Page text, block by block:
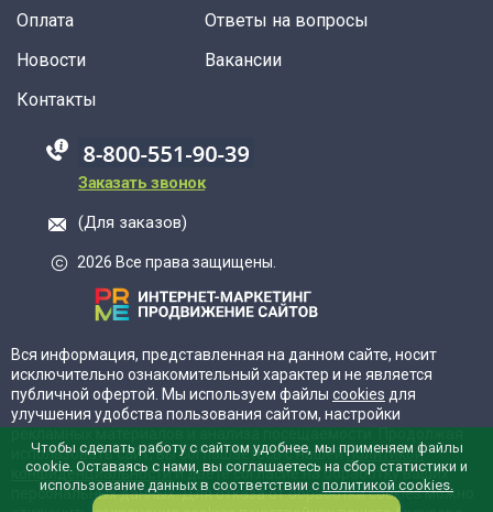
Оплата
Новости
Ответы на вопросы
Вакансии
Контакты
88005555550
Заказать звонок
(Для заказов)
2026 Все права защищены.
Вся информация, представленная на данном сайте, носит
исключительно ознакомительный характер и не является
публичной офертой. Мы используем файлы cookies для
улучшения удобства пользования сайтом, настройки
использовать сайт, вы соглашаетесь с нашейполитикой
конфиденциальностии даёте согласие на обработку ваших
персональных данных. Для отказа от обработки cookies можно
Чтобы сделать работу с сайтом удобнее, мы применяем файлы
cookie. Оставаясь с нами, вы соглашаетесь на сбор статистики и
использование данных в соответствии с политикой cookies.